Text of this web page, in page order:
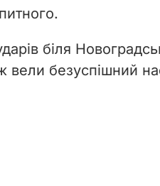
біля
вели безуспішний